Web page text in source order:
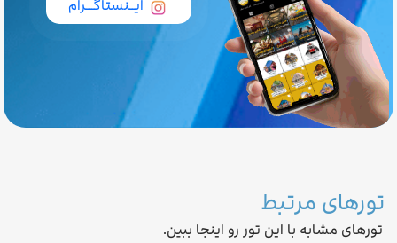
ایــنستاگـــرام
تورهای مرتبط
تورهای مشابه با این تور رو اینجا ببین.